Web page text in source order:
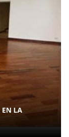
EN LA